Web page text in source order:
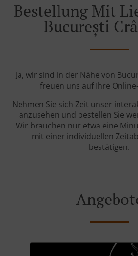
Bestellung Mit
București
Ja, wir sind in der Nähe von
freuen uns auf Ihre
Nehmen Sie sich Zeit unser
anzusehen und bestellen Sie
Wir brauchen nur etwa eine
mit einer individuellen
bestätigen.